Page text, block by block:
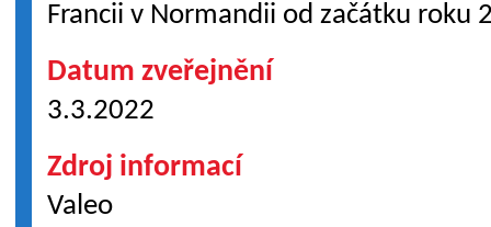
Francii v Normandii od začátku roku
Datum zveřejnění
3.3.2022
Zdroj informací
Valeo